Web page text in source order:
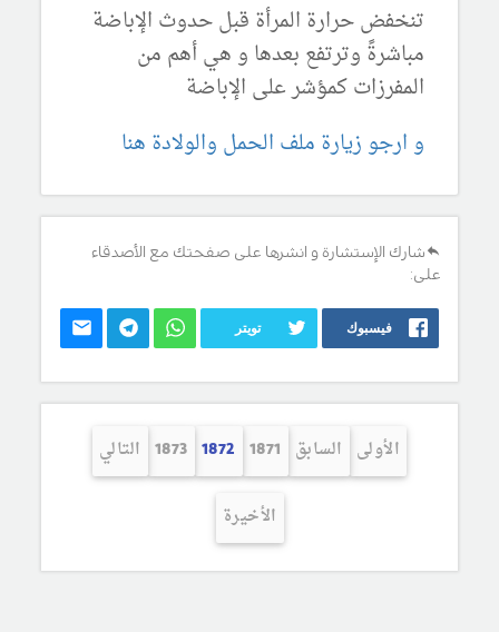
تنخفض حرارة المرأة قبل حدوث الإباضة
مباشرةً وترتفع بعدها و هي أهم من
المفرزات كمؤشر على الإباضة
و ارجو زيارة ملف الحمل والولادة هنا
شارك الإستشارة و انشرها على صفحتك مع الأصدقاء
على:
فيسبوك تويتر
الأولى السابق 1871
1872
1873 التالي
الأخيرة